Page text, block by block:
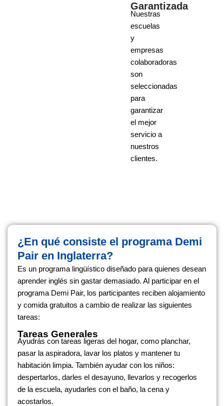
Garantizada
Nuestras
escuelas
y
empresas
colaboradoras
son
seleccionadas
para
garantizar
el mejor
servicio a
nuestros
clientes.
¿En qué consiste el programa Demi
Pair en Inglaterra?
Es un programa lingüístico diseñado para quienes desean
aprender inglés sin gastar demasiado. Al participar en el
programa Demi Pair, los participantes reciben alojamiento
y comida gratuitos a cambio de realizar las siguientes
tareas:
Tareas Generales
Ayudrás con tareas ligeras del hogar, como planchar,
pasar la aspiradora, lavar los platos y mantener tu
habitación limpia. También ayudar con los niños:
despertarlos, darles el desayuno, llevarlos y recogerlos
de la escuela, ayudarles con el baño, la cena y
acostarlos.